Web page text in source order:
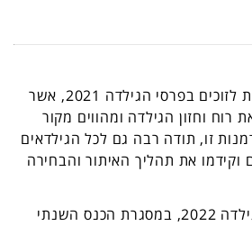
הגילדה מבקשת להודות לזוכים בפרסי הגילדה 2021, אשר
וחזון הגילדה ומהווים מקור
זו, תודה רבה גם לכל הגילדאים
את תהליך האיתור והבחירה
נתראה בטקס פרסי הגילדה 2022, במסגרת הכנס השנתי